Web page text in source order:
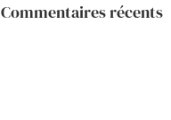
Commentaires récents